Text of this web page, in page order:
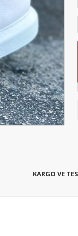
KARGO VE